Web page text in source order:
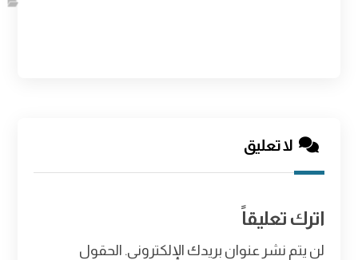
لا تعليق
اترك تعليقاً
لن يتم نشر عنوان بريدك الإلكتروني. الحقول